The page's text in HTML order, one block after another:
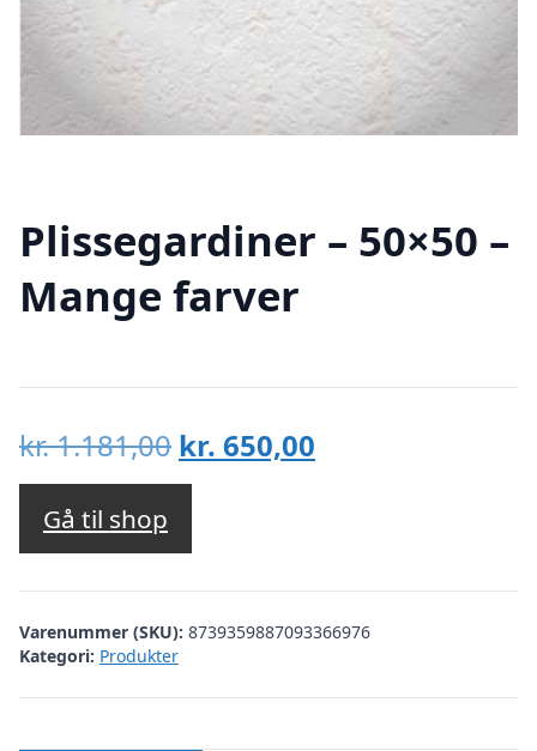
Plissegardiner – 50×50 –
Mange farver
kr.1.181,00 Den
oprindelige
var:
kr. 1.181,00.
kr. 650,00
kr. 650,00.
Gå til shop
Varenummer (SKU): 8739359887093366976
Kategori: Produkter